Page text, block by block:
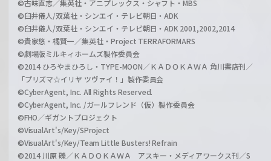
©古味直志／集英社・アニプレックス・シャフト・MBS
©臼井儀人/双葉社・シンエイ・テレビ朝日・ADK
©臼井儀人/双葉社・シンエイ・テレビ朝日・ADK 2001,2002,2014
©貴家悠・橘賢一／集英社・Project TERRAFORMARS
©劇場版ミルキィホームズ製作委員会
©2014 ひろやまひろし・TYPE-MOON／ＫＡＤＯＫＡＷＡ 角川書店刊／
「プリズマ☆イリヤ ツヴァイ！」製作委員会
©CyberAgent, Inc. All Rights Reserved.
©CyberAgent, Inc. /ガールフレンド（仮）製作委員会
©FHO／ギガントプロジェクト
©VisualArt's/Key/SProject
©VisualArt's/Key/Team Little Busters! Refrain
©2014 川原 礫／ＫＡＤＯＫＡＷＡ アスキー・メディアワークス刊／S